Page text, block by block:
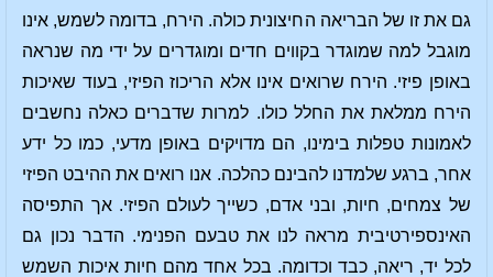
גם את זו של הבריאה החיצונית כולה. הירח, בדומה לשמש, אינו
מוגבל למה שמוגדר בקווים חדים ומוגדרים על ידי מה שנראה
באופן פיזי. הירח שרואים אינו אלא הריכוז הפיזי, בעוד שאיכות
הירח ממלאת את החלל כולו. למרות שדברים כאלה נחשבים
לאמונות טפלות בימינו, הם מדויקים באופן מדעי, כמו כל ידע
אחר, ברגע שלמדנו להבינם כהלכה. אנו רואים את ההיבט הפיזי
של צמחים, חיות, ובני אדם, כשייך לעולם הפיזי. אך התפיסה
האינספירטיבית מראה לנו את טבעם הפנימי. הדבר נכון גם
לכל יד, ריאה, כבד וכדומה. בכל אחד מהם חיות איכות השמש